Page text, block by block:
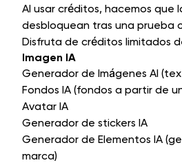
Al usar créditos, hacemos que
desbloquean tras una prueba
Disfruta de créditos limitados
Imagen IA
Generador de Imágenes AI
Fondos IA (fondos a partir de
Avatar IA
Generador de stickers IA
Generador de Elementos IA
marca)